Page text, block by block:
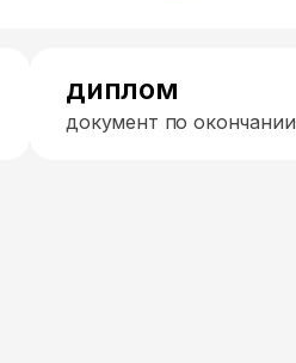
диплом
документ по окончании